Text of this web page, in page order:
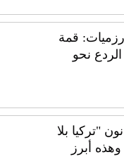
قمة
الردع نحو
"تركيا بلا
أبرز